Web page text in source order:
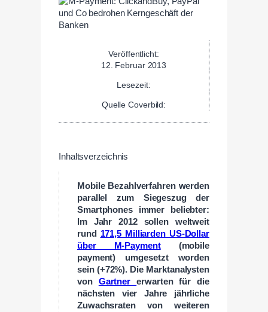
Veröffentlicht:
12. Februar 2013
Lesezeit:
Quelle Coverbild:
Inhaltsverzeichnis
Mobile Bezahlverfahren werden
parallel zum Siegeszug der
Smartphones immer beliebter:
Im Jahr 2012 sollen weltweit
rund 171,5 Milliarden US-Dollar
über M-Payment(mobile
payment) umgesetzt worden
sein (+72%). Die Marktanalysten
von Gartnererwarten für die
nächsten vier Jahre jährliche
Zuwachsraten von weiteren